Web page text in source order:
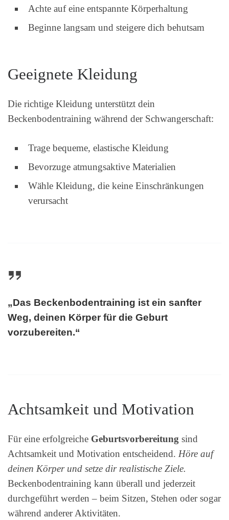
Achte auf eine entspannte Körperhaltung
Beginne langsam und steigere dich behutsam
Geeignete Kleidung
Die richtige Kleidung unterstützt dein
Beckenbodentraining während der Schwangerschaft:
Trage bequeme, elastische Kleidung
Bevorzuge atmungsaktive Materialien
Wähle Kleidung, die keine Einschränkungen
verursacht
„Das Beckenbodentraining ist ein sanfter
Weg, deinen Körper für die Geburt
vorzubereiten.“
Achtsamkeit und Motivation
Für eine erfolgreiche Geburtsvorbereitung sind
Achtsamkeit und Motivation entscheidend. Höre auf
deinen Körper und setze dir realistische Ziele.
Beckenbodentraining kann überall und jederzeit
durchgeführt werden – beim Sitzen, Stehen oder sogar
während anderer Aktivitäten.